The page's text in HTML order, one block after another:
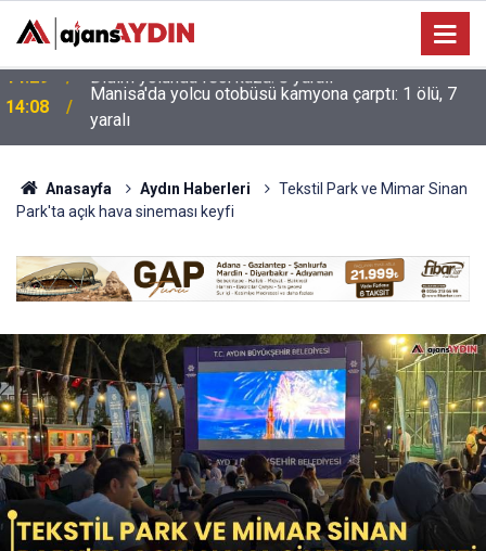
14:08
Manisa'da yolcu otobüsü kamyona çarptı: 1 ölü, 7
yaralı
Anasayfa Aydın Haberleri
Tekstil Park ve Mimar Sinan
Park'ta açık hava sineması keyfi